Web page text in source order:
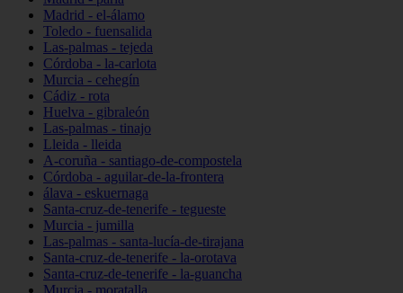
Madrid - el-álamo
Toledo - fuensalida
Las-palmas - tejeda
Córdoba - la-carlota
Murcia - cehegín
Cádiz - rota
Huelva - gibraleón
Las-palmas - tinajo
Lleida - lleida
A-coruña - santiago-de-compostela
Córdoba - aguilar-de-la-frontera
álava - eskuernaga
Santa-cruz-de-tenerife - tegueste
Murcia - jumilla
Las-palmas - santa-lucía-de-tirajana
Santa-cruz-de-tenerife - la-orotava
Santa-cruz-de-tenerife - la-guancha
Murcia - moratalla